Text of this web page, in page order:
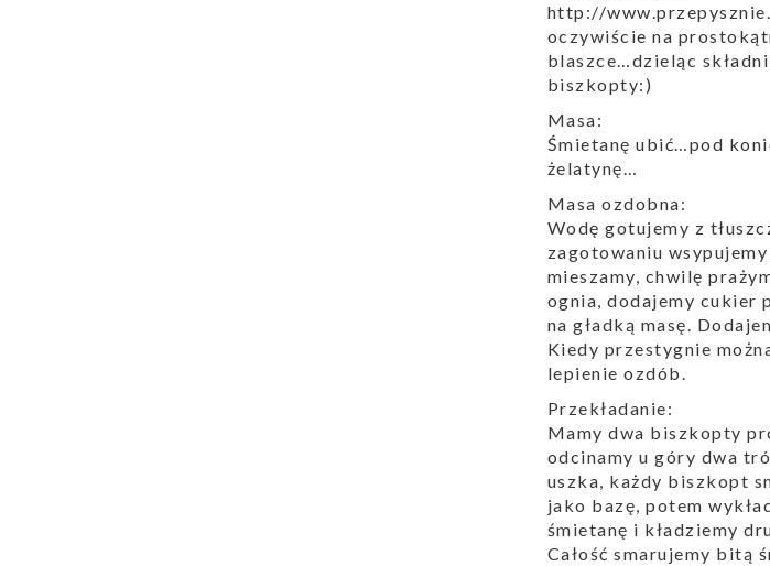
http://
oczywiście na
blaszce…dzieląc
biszkopty:)
Masa:
Śmietanę ubić…pod
żelatynę…
Masa ozdobna:
Wodę gotujemy z
zagotowaniu
mieszamy, chwilę
ognia, dodajemy cukier
na gładką masę.
Kiedy przestygnie
lepienie ozdób.
Przekładanie:
Mamy dwa biszkopty
odcinamy u góry dwa
uszka, każdy biszkopt
jako bazę, potem
śmietanę i kładziemy
Całość smarujemy bitą